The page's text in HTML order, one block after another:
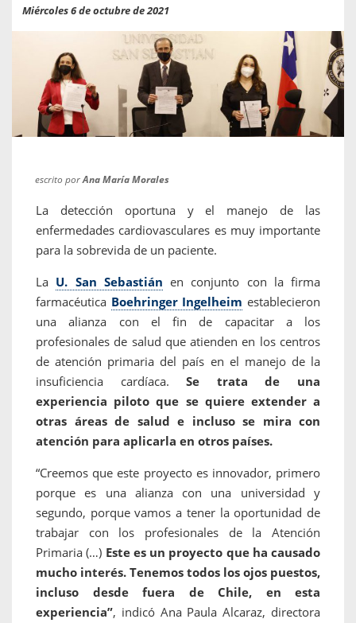
Miércoles 6 de octubre de 2021
escrito porAna María Morales
La detección oportuna y el manejo de las
enfermedades cardiovasculares es muy importante
para la sobrevida de un paciente.
La U. San Sebastián en conjunto con la firma
farmacéutica Boehringer Ingelheim establecieron
una alianza con el fin de capacitar a los
profesionales de salud que atienden en los centros
de atención primaria del país en el manejo de la
insuficiencia cardíaca.Se trata de una
experiencia piloto que se quiere extender a
otras áreas de salud e incluso se mira con
atención para aplicarla en otros países.
“Creemos que este proyecto es innovador, primero
porque es una alianza con una universidad y
segundo, porque vamos a tener la oportunidad de
trabajar con los profesionales de la Atención
Primaria (…) Este es un proyecto que ha causado
mucho interés. Tenemos todos los ojos puestos,
incluso desde fuera de Chile, en esta
experiencia”, indicó Ana Paula Alcaraz, directora